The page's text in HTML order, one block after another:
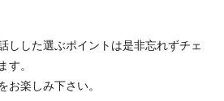
しした選ぶポイントは是非忘れずチェ
す。
お楽しみ下さい。